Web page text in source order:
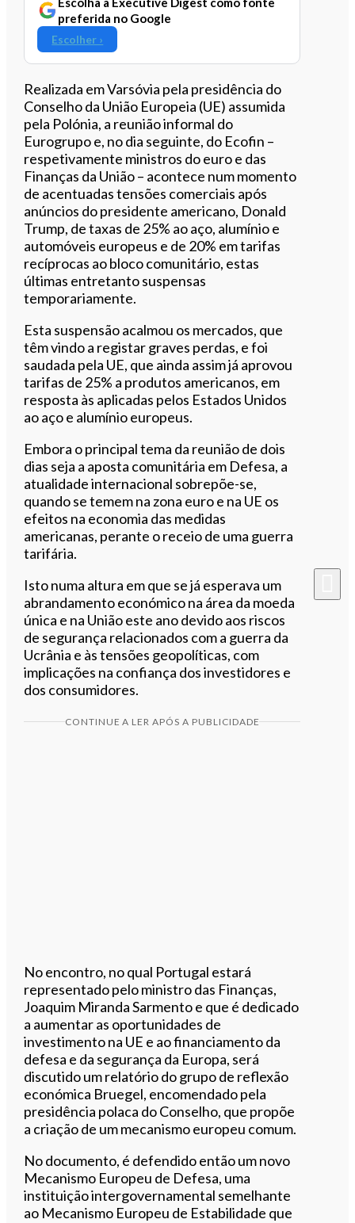
preferida no Google
Escolher ›
Realizada em Varsóvia pela presidência do
Conselho da União Europeia (UE) assumida
pela Polónia, a reunião informal do
Eurogrupo e, no dia seguinte, do Ecofin –
respetivamente ministros do euro e das
Finanças da União – acontece num momento
de acentuadas tensões comerciais após
anúncios do presidente americano, Donald
Trump, de taxas de 25% ao aço, alumínio e
automóveis europeus e de 20% em tarifas
recíprocas ao bloco comunitário, estas
últimas entretanto suspensas
temporariamente.
Esta suspensão acalmou os mercados, que
têm vindo a registar graves perdas, e foi
saudada pela UE, que ainda assim já aprovou
tarifas de 25% a produtos americanos, em
resposta às aplicadas pelos Estados Unidos
ao aço e alumínio europeus.
Embora o principal tema da reunião de dois
dias seja a aposta comunitária em Defesa, a
atualidade internacional sobrepõe-se,
quando se temem na zona euro e na UE os
efeitos na economia das medidas
americanas, perante o receio de uma guerra
tarifária.
Isto numa altura em que se já esperava um
abrandamento económico na área da moeda
única e na União este ano devido aos riscos
de segurança relacionados com a guerra da
Ucrânia e às tensões geopolíticas, com
implicações na confiança dos investidores e
dos consumidores.
CONTINUE A LER APÓS A PUBLICIDADE
No encontro, no qual Portugal estará
representado pelo ministro das Finanças,
Joaquim Miranda Sarmento e que é dedicado
a aumentar as oportunidades de
investimento na UE e ao financiamento da
defesa e da segurança da Europa, será
discutido um relatório do grupo de reflexão
económica Bruegel, encomendado pela
presidência polaca do Conselho, que propõe
a criação de um mecanismo europeu comum.
No documento, é defendido então um novo
Mecanismo Europeu de Defesa, uma
instituição intergovernamental semelhante
ao Mecanismo Europeu de Estabilidade que